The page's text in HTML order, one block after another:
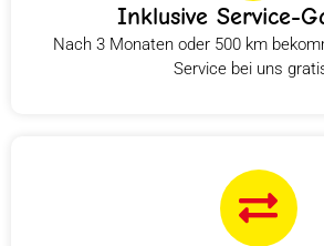
Inklusive Service-
Nach 3 Monaten oder 500 km
Service bei uns